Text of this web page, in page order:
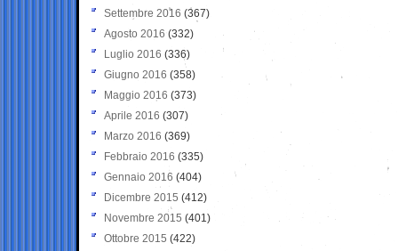
Settembre 2016 (367)
Agosto 2016 (332)
Luglio 2016 (336)
Giugno 2016 (358)
Maggio 2016 (373)
Aprile 2016 (307)
Marzo 2016 (369)
Febbraio 2016 (335)
Gennaio 2016 (404)
Dicembre 2015 (412)
Novembre 2015 (401)
Ottobre 2015 (422)